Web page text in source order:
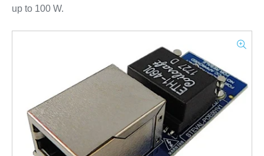
up to 100 W.